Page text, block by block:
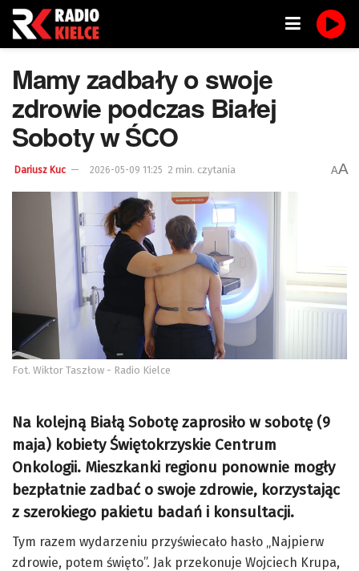
Mamy zadbały o swoje
zdrowie podczas Białej
Soboty w ŚCO
Dariusz Kuc 2026-05-09 11:25 2 min. czytania AA
Fot. Wiktor Taszłow - Radio Kielce
Na kolejną Białą Sobotę zaprosiło w sobotę (9
maja) kobiety Świętokrzyskie Centrum
Onkologii. Mieszkanki regionu ponownie mogły
bezpłatnie zadbać o swoje zdrowie, korzystając
z szerokiego pakietu badań i konsultacji.
Tym razem wydarzeniu przyświecało hasło „Najpierw
zdrowie, potem święto”. Jak przekonuje Wojciech Krupa,